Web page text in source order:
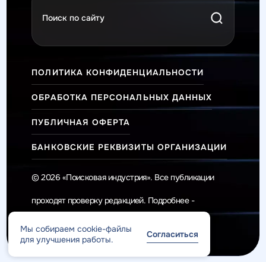
ПОЛИТИКА КОНФИДЕНЦИАЛЬНОСТИ
ОБРАБОТКА ПЕРСОНАЛЬНЫХ ДАННЫХ
ПУБЛИЧНАЯ ОФЕРТА
БАНКОВСКИЕ РЕКВИЗИТЫ ОРГАНИЗАЦИИ
© 2026 «Поисковая индустрия». Все публикации
проходят проверку редакцией. Подробнее -
Редакционная политика
Мы собираем cookie-файлы
для улучшения работы.
Согласиться